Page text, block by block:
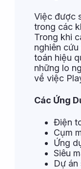
Việc được
trong các
Trong khi
nghiên
toán hiệu
những lo
về việc
Các Ứng
Điện
Cụm
Ứng
Siêu
Dự án